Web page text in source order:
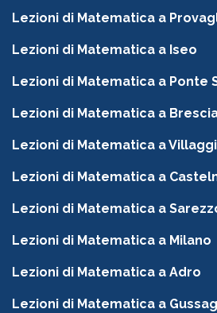
Lezioni di Matematica a
Lezioni di Matematica a Iseo
Lezioni di Matematica a Ponte
Lezioni di Matematica a
Lezioni di Matematica a
Lezioni di Matematica a
Lezioni di Matematica a
Lezioni di Matematica a Milano
Lezioni di Matematica a Adro
Lezioni di Matematica a